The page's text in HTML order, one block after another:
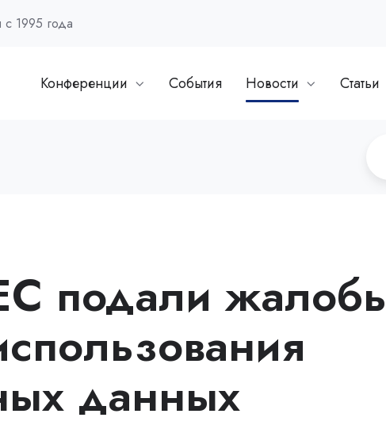
1995 года
Конференции События Новости Статьи
подали
данных